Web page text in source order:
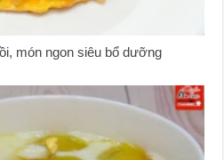
món ngon siêu bổ dưỡng